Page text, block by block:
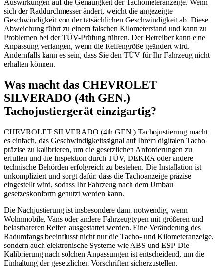
Auswirkungen auf die Genauigkeit der Tachometeranzeige. Wenn
sich der Raddurchmesser ändert, weicht die angezeigte
Geschwindigkeit von der tatsächlichen Geschwindigkeit ab. Diese
Abweichung führt zu einem falschen Kilometerstand und kann zu
Problemen bei der TÜV-Prüfung führen. Der Betreiber kann eine
Anpassung verlangen, wenn die Reifengröße geändert wird.
Andernfalls kann es sein, dass Sie den TÜV für Ihr Fahrzeug nicht
erhalten können.
Was macht das CHEVROLET
SILVERADO (4th GEN.)
Tachojustiergerät einzigartig?
CHEVROLET SILVERADO (4th GEN.) Tachojustierung macht
es einfach, das Geschwindigkeitssignal auf Ihrem digitalen Tacho
präzise zu kalibrieren, um die gesetzlichen Anforderungen zu
erfüllen und die Inspektion durch TÜV, DEKRA oder andere
technische Behörden erfolgreich zu bestehen. Die Installation ist
unkompliziert und sorgt dafür, dass die Tachoanzeige präzise
eingestellt wird, sodass Ihr Fahrzeug nach dem Umbau
gesetzeskonform genutzt werden kann.
Die Nachjustierung ist insbesondere dann notwendig, wenn
Wohnmobile, Vans oder andere Fahrzeugtypen mit größeren und
belastbareren Reifen ausgestattet werden. Eine Veränderung des
Radumfangs beeinflusst nicht nur die Tacho- und Kilometeranzeige,
sondern auch elektronische Systeme wie ABS und ESP. Die
Kalibrierung nach solchen Anpassungen ist entscheidend, um die
Einhaltung der gesetzlichen Vorschriften sicherzustellen.